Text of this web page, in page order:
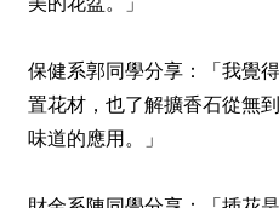
保健系郭同學分享：「我覺
置花材，也了解擴香石從無
味道的應用。」